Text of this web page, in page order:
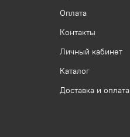
Оплата
Контакты
Личный кабинет
Каталог
Доставка и оплата